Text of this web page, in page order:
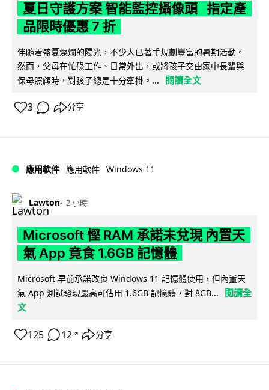
夏日守護方案 智能監控攝像頭 指定產
品限時優惠 7 折
伴隨着盛夏燦爛的陽光，不少人已著手規劃豐富的暑期活動。
然而，父母在忙碌工作、日常外出，或將孩子交由家中長輩與
保母照顧時，對孩子總是十分牽掛。...
閱讀全文
3 分享
應用軟件 應用軟件 Windows 11
Lawton 2 小時
Microsoft 慳 RAM 承諾未兌現 內置天
氣 App 竟食 1.6GB 記憶體
Microsoft 早前承諾改良 Windows 11 記憶體使用，但內置天
氣 App 測試發現最高可佔用 1.6GB 記憶體，對 8GB...
閱讀全
文
125 12 ↗ 分享